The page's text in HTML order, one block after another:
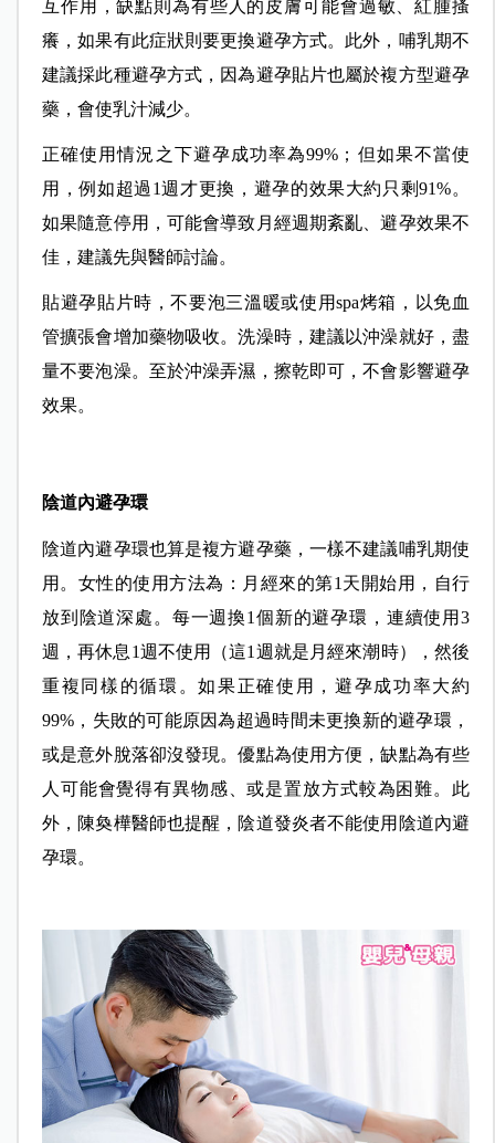
互作用，缺點則為有些人的皮膚可能會過敏、紅腫搔
癢，如果有此症狀則要更換避孕方式。此外，哺乳期不
建議採此種避孕方式，因為避孕貼片也屬於複方型避孕
藥，會使乳汁減少。
正確使用情況之下避孕成功率為99%；但如果不當使
用，例如超過1週才更換，避孕的效果大約只剩91%。
如果隨意停用，可能會導致月經週期紊亂、避孕效果不
佳，建議先與醫師討論。
貼避孕貼片時，不要泡三溫暖或使用spa烤箱，以免血
管擴張會增加藥物吸收。洗澡時，建議以沖澡就好，盡
量不要泡澡。至於沖澡弄濕，擦乾即可，不會影響避孕
效果。
陰道內避孕環
陰道內避孕環也算是複方避孕藥，一樣不建議哺乳期使
用。女性的使用方法為：月經來的第1天開始用，自行
放到陰道深處。每一週換1個新的避孕環，連續使用3
週，再休息1週不使用（這1週就是月經來潮時），然後
重複同樣的循環。如果正確使用，避孕成功率大約
99%，失敗的可能原因為超過時間未更換新的避孕環，
或是意外脫落卻沒發現。優點為使用方便，缺點為有些
人可能會覺得有異物感、或是置放方式較為困難。此
外，陳奐樺醫師也提醒，陰道發炎者不能使用陰道內避
孕環。